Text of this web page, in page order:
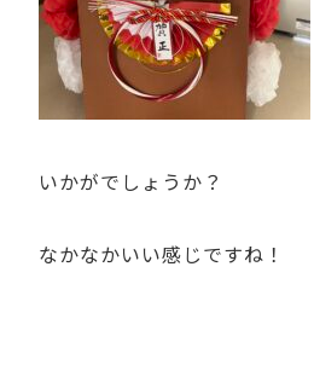
いかがでしょうか？
なかなかいい感じですね！